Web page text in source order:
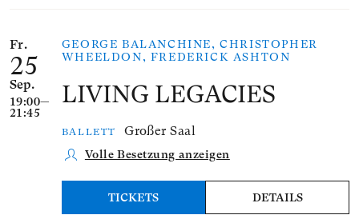
Fr.
25
Sep.
19:00—
21:45
GEORGE BALANCHINE, CHRISTOPHER
WHEELDON, FREDERICK ASHTON
LIVING LEGACIES
BALLETT Großer Saal
Volle Besetzung anzeigen
TICKETS DETAILS